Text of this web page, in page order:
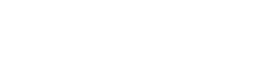
несколько моментов – размер стеклоочистителя (т.е. его